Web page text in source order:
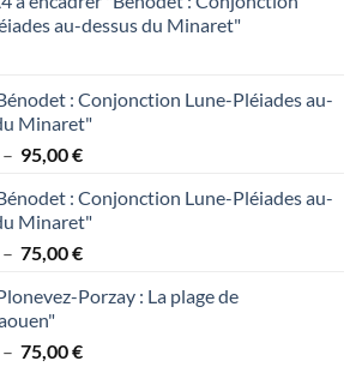
au-dessus du Minaret"
: Conjonction Lune-Pléiades au-
Minaret"
– 95,00€Plage
prix :
38,00 €
à
: Conjonction Lune-Pléiades au-
Minaret"
– 75,00€Plage
prix :
à
Porzay : La plage de
– 75,00€Plage